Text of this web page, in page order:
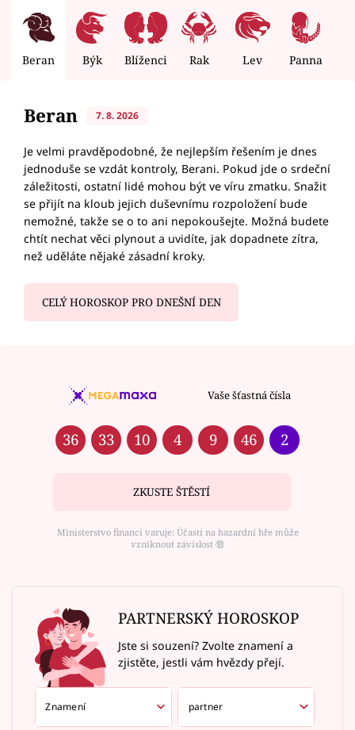
Beran Býk Blíženci Rak Lev Panna
Beran 7. 8. 2026
Je velmi pravděpodobné, že nejlepším řešením je dnes
jednoduše se vzdát kontroly, Berani. Pokud jde o srdeční
záležitosti, ostatní lidé mohou být ve víru zmatku. Snažit
se přijít na kloub jejich duševnímu rozpoložení bude
nemožné, takže se o to ani nepokoušejte. Možná budete
chtít nechat věci plynout a uvidíte, jak dopadnete zítra,
než uděláte nějaké zásadní kroky.
CELÝ HOROSKOP PRO DNEŠNÍ DEN
Vaše šťastná čísla
36 33 10 4 9 46 2
ZKUSTE ŠTĚSTÍ
Ministerstvo financí varuje: Účastí na hazardní hře může
vzniknout závislost ⑱
PARTNERSKÝ HOROSKOP
Jste si souzení? Zvolte znamení a
zjistěte, jestli vám hvězdy přejí.